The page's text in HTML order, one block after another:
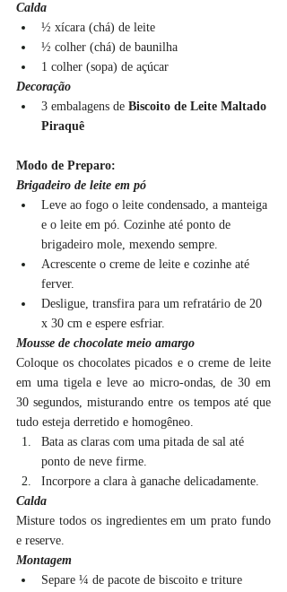
Calda
½ xícara (chá) de leite
½ colher (chá) de baunilha
1 colher (sopa) de açúcar
Decoração
3 embalagens de Biscoito de Leite Maltado
Piraquê
Modo de Preparo:
Brigadeiro de leite em pó
Leve ao fogo o leite condensado, a manteiga
e o leite em pó. Cozinhe até ponto de
brigadeiro mole, mexendo sempre.
Acrescente o creme de leite e cozinhe até
ferver.
Desligue, transfira para um refratário de 20
x 30 cm e espere esfriar.
Mousse de chocolate meio amargo
Coloque os chocolates picados e o creme de leite
em uma tigela e leve ao micro-ondas, de 30 em
30 segundos, misturando entre os tempos até que
tudo esteja derretido e homogêneo.
Bata as claras com uma pitada de sal até
ponto de neve firme.
Incorpore a clara à ganache delicadamente.
Calda
Misture todos os ingredientes em um prato fundo
e reserve.
Montagem
Separe ¼ de pacote de biscoito e triture